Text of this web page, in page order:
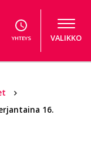
YHTEYS VALIKKO
16.